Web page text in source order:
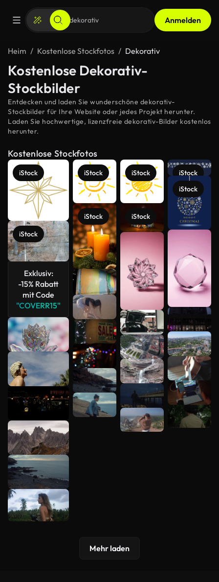
Anmelden
Heim Kostenlose Stockfotos Dekorativ
Kostenlose Dekorativ-
Stockbilder
Entdecken und laden Sie wunderschöne dekorativ-
Stockbilder für Ihre Website oder jedes Projekt herunter.
Laden Sie hochwertige, lizenzfreie dekorativ-Bilder kostenlos
herunter.
Kostenlose Stockfotos
iStock
iStock
Exklusiv:
-15% Rabatt
mit Code
"COVERR15"
iStock
iStock
iStock
iStock
iStock
iStock
anzeigen
Mehr laden